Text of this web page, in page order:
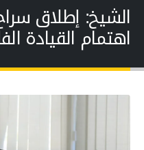
الشيخ: إطلاق
اهتمام القيادة